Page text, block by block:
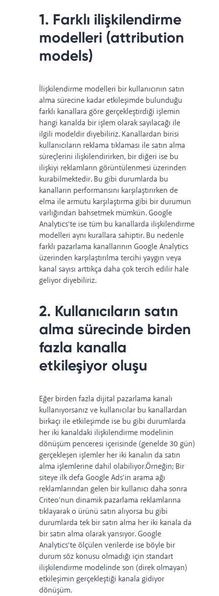
1. Farklı ilişkilendirme
modelleri (attribution
models)
İlişkilendirme modelleri bir kullanıcının satın
alma sürecine kadar etkileşimde bulunduğu
farklı kanallara göre gerçekleştirdiği işlemin
hangi kanalda bir işlem olarak sayılacağı ile
ilgili modeldir diyebiliriz. Kanallardan birisi
kullanıcıların reklama tıklaması ile satın alma
süreçlerini ilişkilendirirken, bir diğeri ise bu
ilişkiyi reklamların görüntülenmesi üzerinden
kurabilmektedir. Bu gibi durumlarda bu
kanalların performansını karşılaştırırken de
elma ile armutu karşılaştırma gibi bir durumun
varlığından bahsetmek mümkün. Google
Analytics’te ise tüm bu kanallarda ilişkilendirme
modelleri aynı kurallara sahiptir. Bu nedenle
farklı pazarlama kanallarının Google Analytics
üzerinden karşılaştırılma tercihi yaygın veya
kanal sayısı arttıkça daha çok tercih edilir hale
geliyor diyebiliriz.
2. Kullanıcıların satın
alma sürecinde birden
fazla kanalla
etkileşiyor oluşu
Eğer birden fazla dijital pazarlama kanalı
kullanıyorsanız ve kullanıcılar bu kanallardan
birkaçı ile etkileşimde ise bu gibi durumlarda
her iki kanaldaki ilişkilendirme modelinin
dönüşüm penceresi içerisinde (genelde 30 gün)
gerçekleşen işlemler her iki kanalın da satın
alma işlemlerine dahil olabiliyor.Örneğin; Bir
siteye ilk defa Google Ads’in arama ağı
reklamlarından gelen bir kullanıcı daha sonra
Criteo’nun dinamik pazarlama reklamlarına
tıklayarak o ürünü satın alıyorsa bu gibi
durumlarda tek bir satın alma her iki kanala da
bir satın alma olarak yansıyor. Google
Analytics’te ölçülen verilerde ise böyle bir
durum söz konusu olmadığı için standart
ilişkilendirme modelinde son (direk olmayan)
etkileşimin gerçekleştiği kanala gidiyor
dönüşüm.